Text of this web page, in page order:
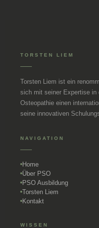
TORSTEN LIEM
Torsten Liem ist ein
sich mit seiner Expertise in
Osteopathie einen
seine innovativen
NAVIGATION
Home
Über PSO
PSO Ausbildung
Torsten Liem
Kontakt
WISSEN